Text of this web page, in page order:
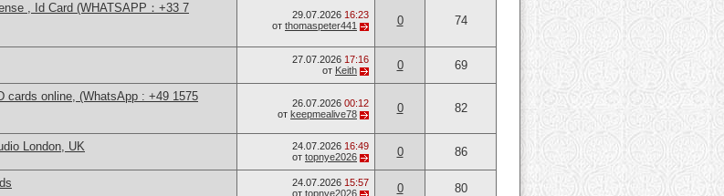
, Id Card (WHATSAPP：+33 7
29.07.2026 16:23
от thomaspeter441 0 74
27.07.2026 17:16
от Keith 0 69
cards online, (WhatsApp : +49 1575
26.07.2026 00:12
от keepmealive78 0 82
London, UK 24.07.2026 16:49
от topnye2026 0 86
24.07.2026 15:57
от topnye2026 0 80